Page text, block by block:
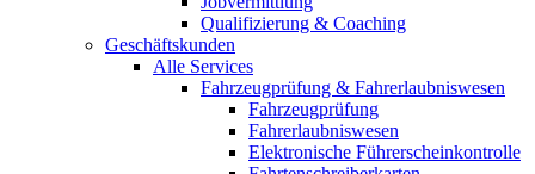
Qualifizierung & Coaching
Geschäftskunden
Alle Services
Fahrzeugprüfung & Fahrerlaubniswesen
Fahrzeugprüfung
Fahrerlaubniswesen
Elektronische Führerscheinkontrolle